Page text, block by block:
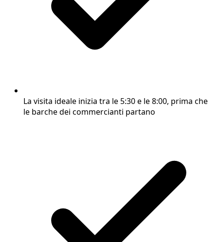
La visita ideale inizia tra le 5:30 e le 8:00, prima che
le barche dei commercianti partano